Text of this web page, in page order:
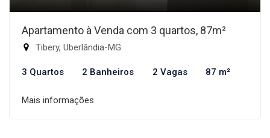
Apartamento à Venda com 3 quartos, 87m²
Tibery, Uberlândia-MG
3 Quartos 2 Banheiros 2 Vagas 87 m²
Mais informações